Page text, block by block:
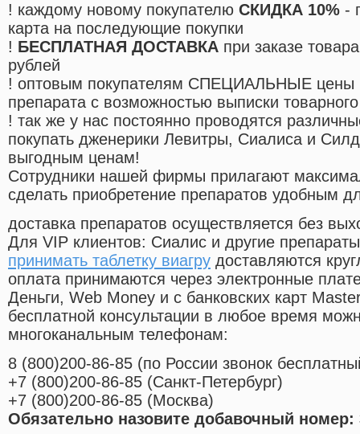
! каждому новому покупателю СКИДКА 10% -
карта на последующие покупки
! БЕСПЛАТНАЯ ДОСТАВКА при заказе
рублей
! оптовым покупателям СПЕЦИАЛЬНЫЕ цены
препарата с возможностью выписки
! так же у нас постоянно проводятся
покупать дженерики Левитры, Сиалиса и
выгодным ценам!
Cотрудники нашей фирмы прилагают
сделать приобретение препаратов удобным
доставка препаратов осуществляется без
Для VIP клиентов: Сиалис и другие
принимать таблетку виагру доставляются
оплата принимаются через электронные
Деньги, Web Money и с банковских карт
бесплатной консультации в любое время
многоканальным телефонам:
8 (800)200-86-85 (по России звонок
+7 (800)200-86-85 (Санкт-Петербург)
+7 (800)200-86-85 (Москва)
Обязательно назовите добавочный номер: